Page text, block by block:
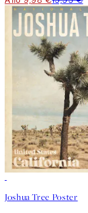
Joshua Tree Poster